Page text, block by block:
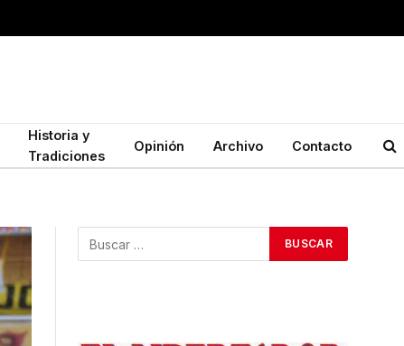
Historia y
Tradiciones
Opinión Archivo Contacto